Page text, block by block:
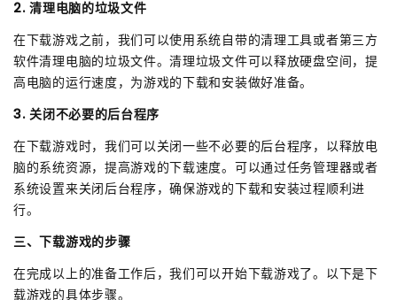
2. 清理电脑的垃圾文件
在下载游戏之前，我们可以使用系统自带的清理工具或者第三方
软件清理电脑的垃圾文件。清理垃圾文件可以释放硬盘空间，提
高电脑的运行速度，为游戏的下载和安装做好准备。
3. 关闭不必要的后台程序
在下载游戏时，我们可以关闭一些不必要的后台程序，以释放电
脑的系统资源，提高游戏的下载速度。可以通过任务管理器或者
系统设置来关闭后台程序，确保游戏的下载和安装过程顺利进
行。
三、下载游戏的步骤
在完成以上的准备工作后，我们可以开始下载游戏了。以下是下
载游戏的具体步骤。